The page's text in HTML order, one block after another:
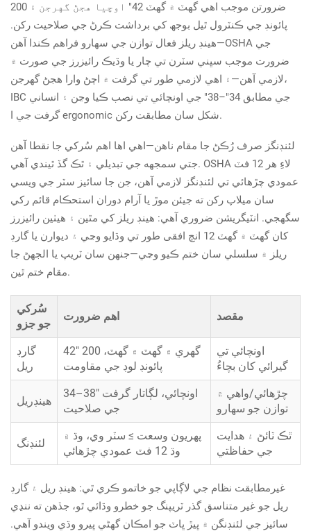
ضرورتن موجب اهي گهٽ ۾ گهٽ 42" اوچيا هجڻ گهرجن ۽ 200
پائونڊ جي ڪنٽرول ٿيل بوجھ کي برداشت ڪرڻ جي صلاحيت رکن.
هينڊ ريلز فعال توازن جي سهارو فراهم ڪندا آهن—OSHA جي
ضرورت موجب سڀني سٽرن تي چار يا وڌيڪ رائيزرز جي صورت ۾
لازمي آهن—۽ اهي لازمي طور تي گرفت ۾ اچڻ وارا هجڻ گهرجن،
IBC جي مطابق 34"–38" جي اونچائي تي نصب ڪيا وڃن ۽ انساني
گرفت جي ا ergonomic شكل سان مطابقت رکن.
لئنڊنگز صرف رُڪڻ جا مقام ناهن—اهي اها اهم سُرکي جا نقطا آهن
جتي سمجهه جي تبديلي ۽ ٿڪ گڏ ٿيندي آهي. OSHA لاءِ هر 12 فٽ
عمودي چڙهائي تي لئنڊنگز لازمي آهن، جن جا سائيز سٽر جي ويسي
سان ميلاپ رکن ته جيئن موڙ يا آرام دوران استحڪام قائم رکي
سگهجي. انٽيگريشن ضروري آهي: هينڊ ريلز کي مٿين ۽ هيٺين رائيزرز
کان گهٽ ۾ گهٽ 12 انچ افقی طور تي وڌايو وڃي ۽ ديوارن يا گارڊ
ريلز ۾ سلسلي سان ختم ڪيو وڃي—جنهن سان ٽريپ يا الجھڻ جا
مقام ختم ٿين.
سُرکي
جو جزو
اهم ضرورت مقصد
گارڊ
ريل
42" گهري ۾ گهٽ ۾ گهٽ، 200
پائونڊ لوڊ جي مقاومت
اونچائي تي
گيرائي کان بچاءُ
هينڊريل
34–38" اونچائي، لڳاتار گرفت
جي صلاحيت
چڙهائي/واھي ۾
توازن جو سهارو
لئنڊنگ
پهريون وسعت ≥ سٽر وي، وڌ ۾
وڌ 12 فٽ عمودي چڙهائي
ٿڪ ٽائڻ ۽ هدايت
جي حفاظتي
غيرمطابقت نظام جي لاڳاپي جو خاتمو ڪري ٿي: هينڊ ريل ۽ گارڊ
ريل جو غير متناسق گذر ٽريپنگ جو خطرو وڌائي ٿو، جڏهن ته ننڍي
سائيز جي لئنڊنگن ۾ ڀيڙ ڀاٽ جو امڪان گهڻي ڀيرو وڌي ويندو آهي.